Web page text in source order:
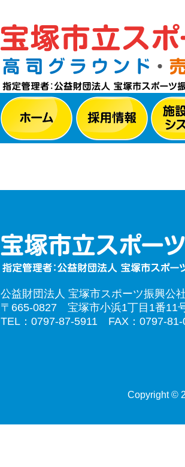
公益財団法人 宝塚市スポーツ振興公
〒665-0827 宝塚市小浜1丁目1番11
TEL：0797-87-5911 FAX：0797-81-
Copyright ©